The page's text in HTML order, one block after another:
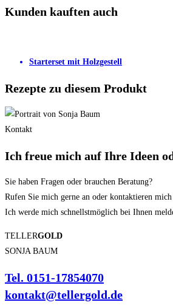
Kunden kauften auch
Starterset mit Holzgestell
Rezepte zu diesem Produkt
Kontakt
Ich freue mich auf Ihre Ideen
Sie haben Fragen oder brauchen Beratung?
Rufen Sie mich gerne an oder kontaktieren
Ich werde mich schnellstmöglich bei Ihnen
TELLERGOLD
SONJA BAUM
Tel. 0151-17854070
kontakt@tellergold.de